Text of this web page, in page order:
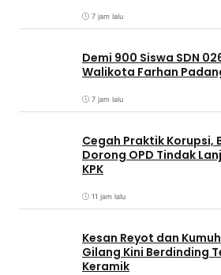
7 jam lalu
Demi 900 Siswa SDN
Walikota Farhan
7 jam lalu
Cegah Praktik Korupsi,
Dorong OPD Tindak
KPK
11 jam lalu
Kesan Reyot dan
Gilang Kini Berdinding
Keramik